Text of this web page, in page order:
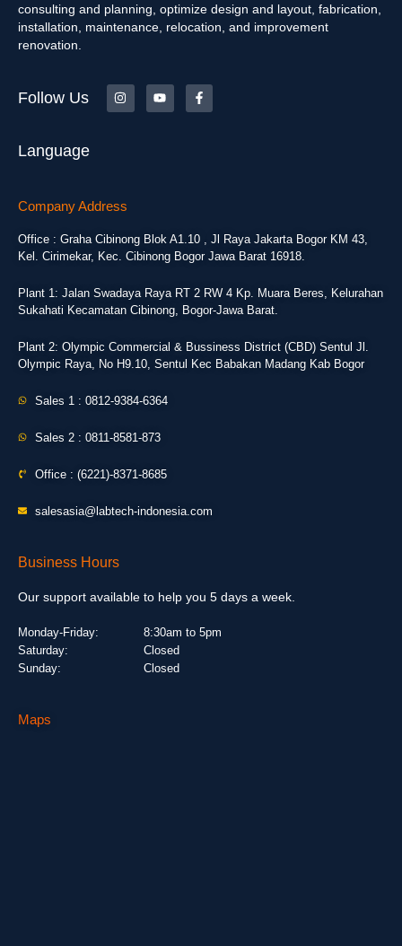
consulting and planning, optimize design and layout, fabrication,
installation, maintenance, relocation, and improvement
renovation.
Follow Us
Language
Company Address
Office : Graha Cibinong Blok A1.10 , Jl Raya Jakarta Bogor KM 43,
Kel. Cirimekar, Kec. Cibinong Bogor Jawa Barat 16918.
Plant 1: Jalan Swadaya Raya RT 2 RW 4 Kp. Muara Beres, Kelurahan
Sukahati Kecamatan Cibinong, Bogor-Jawa Barat.
Plant 2: Olympic Commercial & Bussiness District (CBD) Sentul Jl.
Olympic Raya, No H9.10, Sentul Kec Babakan Madang Kab Bogor
Sales 1 : 0812-9384-6364
Sales 2 : 0811-8581-873
Office : (6221)-8371-8685
salesasia@labtech-indonesia.com
Business Hours
Our support available to help you 5 days a week.
Monday-Friday:
Saturday:
Sunday:
8:30am to 5pm
Closed
Closed
Maps